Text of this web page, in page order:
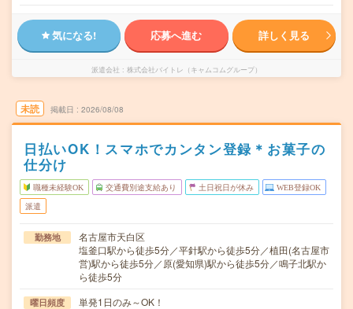
気になる! 応募へ進む 詳しく見る
派遣会社 株式会社バイトレ（キャムコムグループ）
未読 掲載日 2026/08/08
日払いOK！スマホでカンタン登録＊お菓子の
仕分け
職種未経験OK 交通費別途支給あり 土日祝日が休み WEB登録OK
派遣
勤務地
名古屋市天白区
塩釜口駅から徒歩5分／平針駅から徒歩5分／植田(名古屋市
営)駅から徒歩5分／原(愛知県)駅から徒歩5分／鳴子北駅か
ら徒歩5分
曜日頻度 単発1日のみ～OK！